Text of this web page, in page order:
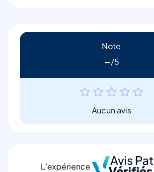
Note
-
Aucun avis
L’expérience